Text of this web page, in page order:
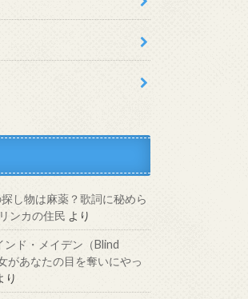
し物は麻薬？歌詞に秘めら
ンカの住民 より
ド・メイデン（Blind
があなたの目を奪いにやっ
り